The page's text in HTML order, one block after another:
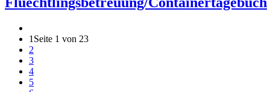
1 Seite 1 von 23
2
3
4
5